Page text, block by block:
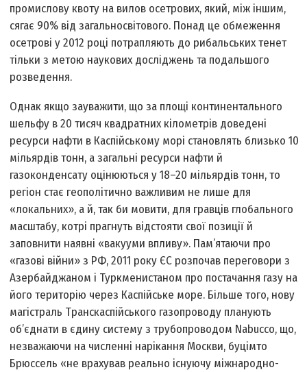
промислову квоту на вилов осетрових, який, між іншим,
сягає 90% від загальносвітового. Понад це обмеження
осетрові у 2012 році потрапляють до рибальських тенет
тільки з метою наукових досліджень та подальшого
розведення.
Однак якщо зауважити, що за площі континентального
шельфу в 20 тисяч квадратних кілометрів доведені
ресурси нафти в Каспійському морі становлять близько 10
мільярдів тонн, а загальні ресурси нафти й
газоконденсату оцінюються у 18–20 мільярдів тонн, то
регіон стає геополітично важливим не лише для
«локальних», а й, так би мовити, для гравців глобального
масштабу, котрі прагнуть відстояти свої позиції й
заповнити наявні «вакууми впливу». Пам’ятаючи про
«газові війни» з РФ, 2011 року ЄС розпочав переговори з
Азербайджаном і Туркменистаном про постачання газу на
його територію через Каспійське море. Більше того, нову
магістраль Транскаспійського газопроводу планують
об’єднати в єдину систему з трубопроводом Nabucco, що,
незважаючи на численні нарікання Москви, буцімто
Брюссель «не врахував реально існуючу міжнародно-